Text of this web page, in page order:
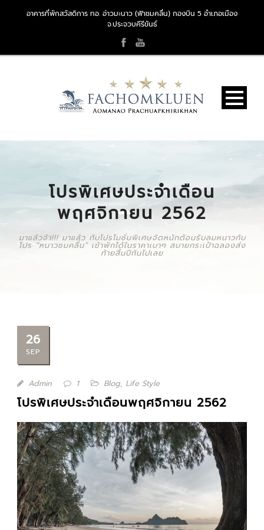
อาคารที่พักสวัสดิการ ทอ. อ่าวมะนาว (ฟ้าชมคลื่น) กองบิน 5 อำเภอเมือง
จ.ประจวบคีรีขันธ์
โปรพิเศษประจำเดือน
พฤศจิกายน 2562
มาแล้วจ้า!!! มาแล้ว กับโปรโมชั่นพิเศษจัดหนักต้อนรับลมหนาวกับ
โปร “หนาวชมคลื่น” เข้าพักได้ในราคาเบาๆ สบายกระเป๋าฉลองส่ง
ท้ายสิ้นปีกันไปเลย
26
SEP
Admin 1 Blog, Life Style
โปรพิเศษประจำเดือนพฤศจิกายน 2562